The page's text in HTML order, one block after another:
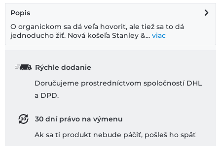
Popis
O organickom sa dá veľa hovoriť, ale tiež sa to dá
jednoducho žiť. Nová košeľa Stanley &... viac
Rýchle dodanie
Doručujeme prostredníctvom spoločností DHL
a DPD.
30 dní právo na výmenu
Ak sa ti produkt nebude páčiť, pošleš ho späť